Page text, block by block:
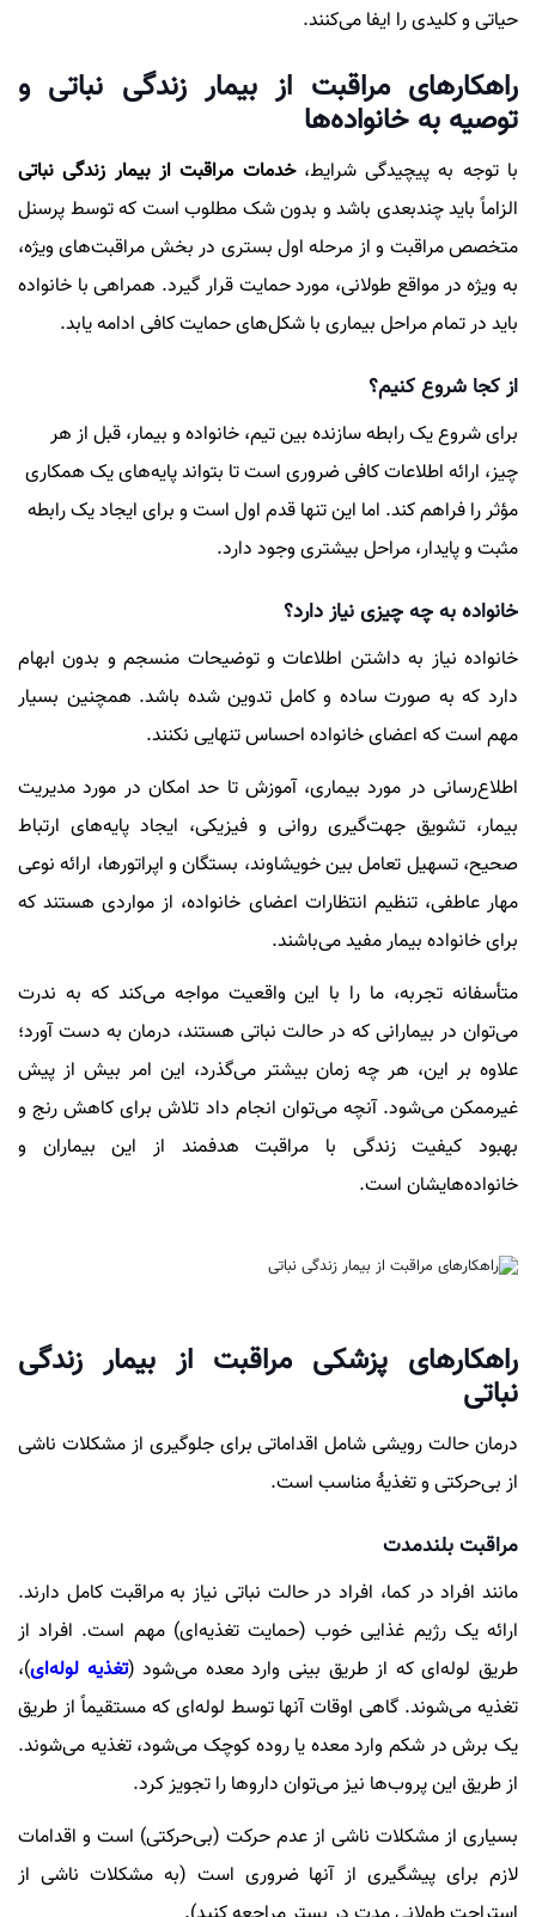
حیاتی و کلیدی را ایفا می‌کنند.
راهکارهای مراقبت از بیمار زندگی نباتی و
توصیه به خانواده‌ها
با توجه به پیچیدگی شرایط،خدمات مراقبت از بیمار زندگی نباتی
الزاماً باید چندبعدی باشد و بدون شک مطلوب است که توسط پرسنل
متخصص مراقبت و از مرحله اول بستری در بخش مراقبت‌های ویژه،
به ویژه در مواقع طولانی، مورد حمایت قرار گیرد. همراهی با خانواده
باید در تمام مراحل بیماری با شکل‌های حمایت کافی ادامه یابد.
از کجا شروع کنیم؟
برای شروع یک رابطه سازنده بین تیم، خانواده و بیمار، قبل از هر
چیز، ارائه اطلاعات کافی ضروری است تا بتواند پایه‌های یک همکاری
مؤثر را فراهم کند. اما این تنها قدم اول است و برای ایجاد یک رابطه
مثبت و پایدار، مراحل بیشتری وجود دارد.
خانواده به چه چیزی نیاز دارد؟
خانواده نیاز به داشتن اطلاعات و توضیحات منسجم و بدون ابهام
دارد که به صورت ساده و کامل تدوین شده باشد. همچنین بسیار
مهم است که اعضای خانواده احساس تنهایی نکنند.
اطلاع‌رسانی در مورد بیماری، آموزش تا حد امکان در مورد مدیریت
بیمار، تشویق جهت‌گیری روانی و فیزیکی، ایجاد پایه‌های ارتباط
صحیح، تسهیل تعامل بین خویشاوند، بستگان و اپراتورها، ارائه نوعی
مهار عاطفی، تنظیم انتظارات اعضای خانواده، از مواردی هستند که
برای خانواده بیمار مفید می‌باشند.
متأسفانه تجربه، ما را با این واقعیت مواجه می‌کند که به ندرت
می‌توان در بیمارانی که در حالت نباتی هستند، درمان به دست آورد؛
علاوه بر این، هر چه زمان بیشتر می‌گذرد، این امر بیش از پیش
غیرممکن می‌شود. آنچه می‌توان انجام داد تلاش برای کاهش رنج و
بهبود کیفیت زندگی با مراقبت هدفمند از این بیماران و
خانواده‌هایشان است.
راهکارهای پزشکی مراقبت از بیمار زندگی
نباتی
درمان حالت رویشی شامل اقداماتی برای جلوگیری از مشکلات ناشی
از بی‌حرکتی و تغذیهٔ مناسب است.
مراقبت بلندمدت
مانند افراد در کما، افراد در حالت نباتی نیاز به مراقبت کامل دارند.
ارائه یک رژیم غذایی خوب (حمایت تغذیه‌ای) مهم است. افراد از
طریق لوله‌ای که از طریق بینی وارد معده می‌شود (تغذیه لوله‌ای)،
تغذیه می‌شوند. گاهی اوقات آنها توسط لوله‌ای که مستقیماً از طریق
یک برش در شکم وارد معده یا روده کوچک می‌شود، تغذیه می‌شوند.
از طریق این پروب‌ها نیز می‌توان داروها را تجویز کرد.
بسیاری از مشکلات ناشی از عدم حرکت (بی‌حرکتی) است و اقدامات
لازم برای پیشگیری از آنها ضروری است (به مشکلات ناشی از